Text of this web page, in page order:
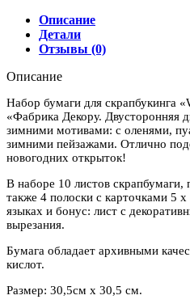
Описание
Детали
Отзывы (0)
Описание
Набор бумаги для скрапбукинга
«Фабрика Декору. Двусторонняя
зимними мотивами: с оленями,
зимними пейзажами. Отлично
новогодних открыток!
В наборе 10 листов скрапбумаги,
также 4 полоски с карточками 5
языках и бонус: лист с
вырезания.
Бумага обладает архивными
кислот.
Размер: 30,5см х 30,5 см.